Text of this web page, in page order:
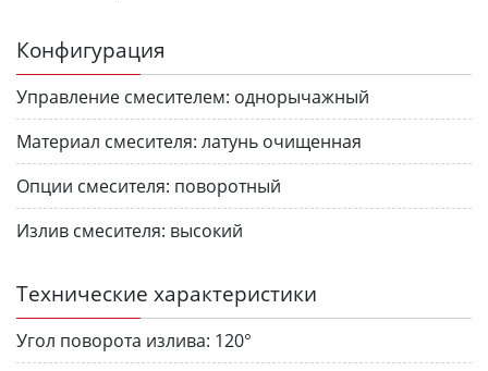
Конфигурация
Управление смесителем: однорычажный
Материал смесителя: латунь очищенная
Опции смесителя: поворотный
Излив смесителя: высокий
Технические характеристики
Угол поворота излива: 120°